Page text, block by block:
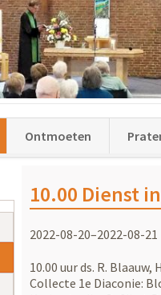
Ontmoeten
10.00 Dienst
2022-08-20–2022-08-21
10.00 uur ds. R. Blaauw,
Collecte 1e Diaconie: